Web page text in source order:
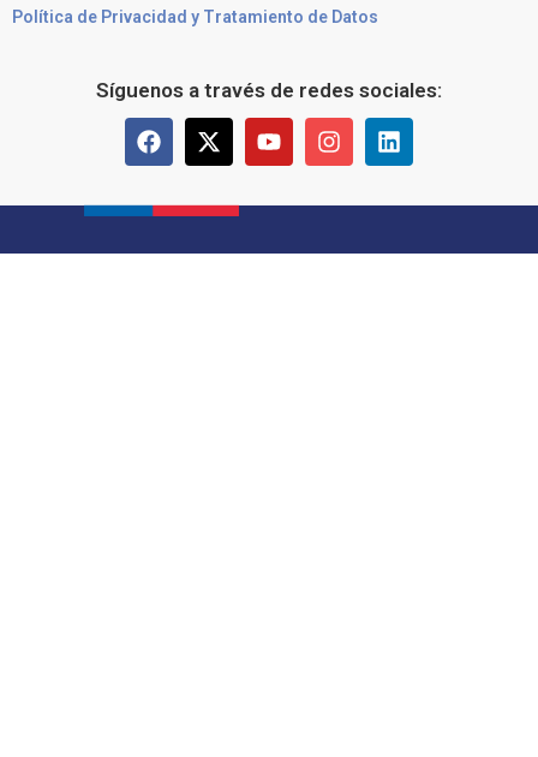
Política de Privacidad y Tratamiento de Datos
Síguenos a través de redes sociales: